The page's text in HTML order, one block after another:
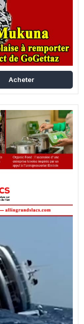
Acheter